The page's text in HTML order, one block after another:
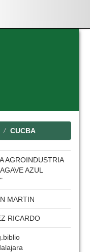
CUCBA
AGROINDUSTRIA
AZUL
MARTIN
RICARDO